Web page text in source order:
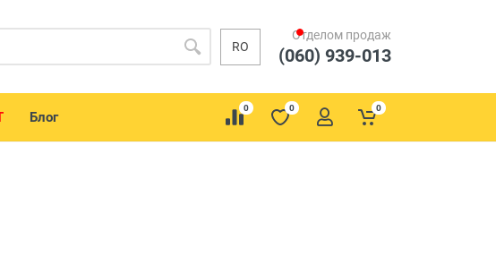
RO
Отделом продаж
(060) 939-013
Блог
0 0 0